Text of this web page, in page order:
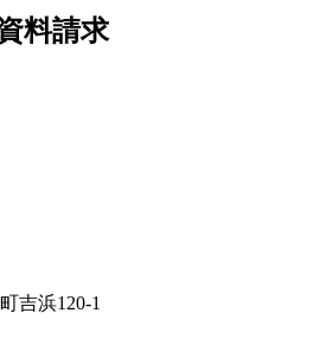
料請求
吉浜120-1